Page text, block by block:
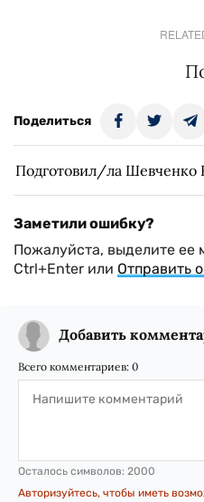
Поделиться
Подготовил/ла Шевченко
Заметили ошибку?
Пожалуйста, выделите
Ctrl+Enter или Отправить
Добавить
Всего комментариев: 0
Осталось символов: 2000
Авторизуйтесь, чтобы иметь